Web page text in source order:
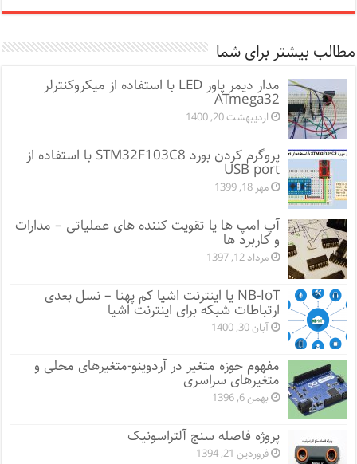
مطالب بیشتر برای شما
مدار دیمر پاور LED با استفاده از میکروکنترلر
ATmega32
اردیبهشت 20, 1400
پروگرم کردن بورد STM32F103C8 با استفاده از
USB port
مهر 18, 1399
آپ امپ ها یا تقویت کننده های عملیاتی – مدارات
و کاربرد ها
مرداد 12, 1397
NB-IoT یا اینترنت اشیا کم پهنا – نسل بعدی
ارتباطات شبکه برای اینترنت اشیا
آبان 30, 1400
مفهوم حوزه متغیر در آردوینو-متغیرهای محلی و
متغیرهای سراسری
بهمن 6, 1396
پروژه فاصله سنج آلتراسونیک
فروردین 21, 1394